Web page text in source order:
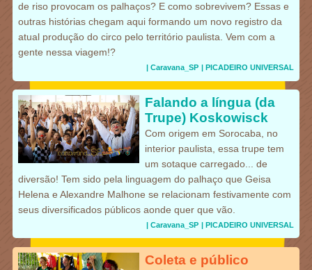
de riso provocam os palhaços? E como sobrevivem? Essas e
outras histórias chegam aqui formando um novo registro da
atual produção do circo pelo território paulista. Vem com a
gente nessa viagem!?
| PICADEIRO UNIVERSAL
| Caravana_SP
Falando a língua (da
Trupe) Koskowisck
Com origem em Sorocaba, no
interior paulista, essa trupe tem
um sotaque carregado... de
diversão! Tem sido pela linguagem do palhaço que Geisa
Helena e Alexandre Malhone se relacionam festivamente com
seus diversificados públicos aonde quer que vão.
| PICADEIRO UNIVERSAL
| Caravana_SP
Coleta e público